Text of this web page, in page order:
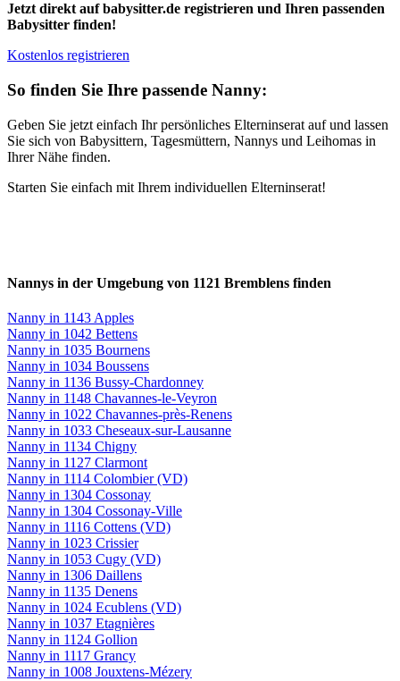
Jetzt direkt auf babysitter.de registrieren und Ihren passenden
Babysitter finden!
Kostenlos registrieren
So finden Sie Ihre passende Nanny:
Geben Sie jetzt einfach Ihr persönliches Elterninserat auf und lassen
Sie sich von Babysittern, Tagesmüttern, Nannys und Leihomas in
Ihrer Nähe finden.
Starten Sie einfach mit Ihrem individuellen Elterninserat!
Nannys in der Umgebung von 1121 Bremblens finden
Nanny in 1143 Apples
Nanny in 1042 Bettens
Nanny in 1035 Bournens
Nanny in 1034 Boussens
Nanny in 1136 Bussy-Chardonney
Nanny in 1148 Chavannes-le-Veyron
Nanny in 1022 Chavannes-près-Renens
Nanny in 1033 Cheseaux-sur-Lausanne
Nanny in 1134 Chigny
Nanny in 1127 Clarmont
Nanny in 1114 Colombier (VD)
Nanny in 1304 Cossonay
Nanny in 1304 Cossonay-Ville
Nanny in 1116 Cottens (VD)
Nanny in 1023 Crissier
Nanny in 1053 Cugy (VD)
Nanny in 1306 Daillens
Nanny in 1135 Denens
Nanny in 1024 Ecublens (VD)
Nanny in 1037 Etagnières
Nanny in 1124 Gollion
Nanny in 1117 Grancy
Nanny in 1008 Jouxtens-Mézery